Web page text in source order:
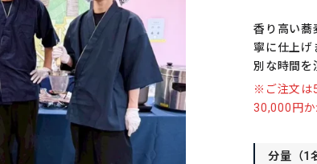
香り高い蕎
寧に仕上げ
別な時間を
※ご注文は
30,000円か
分量（1